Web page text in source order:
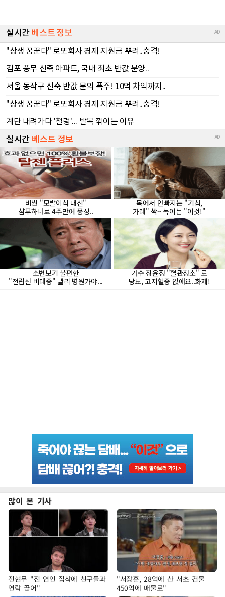
많이 본 기사
전현무 "전 연인 집착에 친구들과
연락 끊어"
"서장훈, 28억에 산 서초 건물
450억에 매물로"